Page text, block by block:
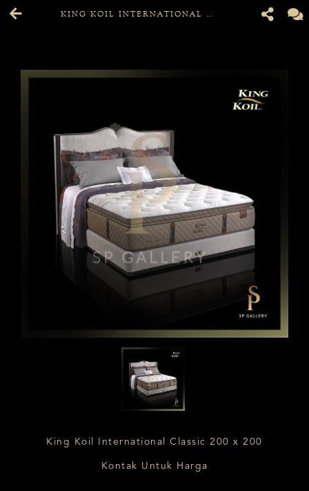
KING KOIL INTERNATIONAL CLASSIC 200 X 200
King Koil International Classic 200 x 200
Kontak Untuk Harga